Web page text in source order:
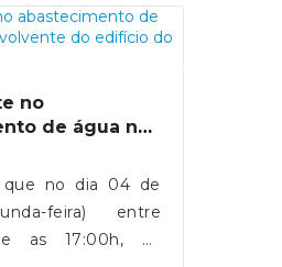
o acesso às
do Centro de
e colaboração de
os eventuais
causados
execução dos
não podem ser
nos ecopontos
lâmpadas,
pequenos
entre
a reciclagem,
ambiente e
práticas mais
no
de água na
da PSP
que no dia 04 de
feira) entre
as 17:00h, os